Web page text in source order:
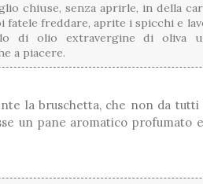
chiuse, senza aprirle, in della
fatele freddare, aprite i spicchi e
di olio extravergine di oliva
a piacere.
la bruschetta, che non da
un pane aromatico profumato